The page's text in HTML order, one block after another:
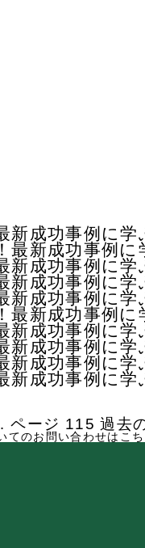
新成功事例に
最新成功事例
新成功事例に
新成功事例に
新成功事例に
最新成功事例
新成功事例に
新成功事例に
新成功事例に
新成功事例に
ページ 115 過去
てのお問い合わせはこち